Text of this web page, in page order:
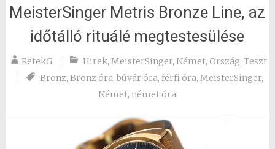
MeisterSinger Metris Bronze Line, az
időtálló rituálé megtestesülése
RetekG Hirek, MeisterSinger, Német, Ország, Teszt
Bronz, Bronz óra, búvár óra, férfi óra, MeisterSinger,
Német, német óra